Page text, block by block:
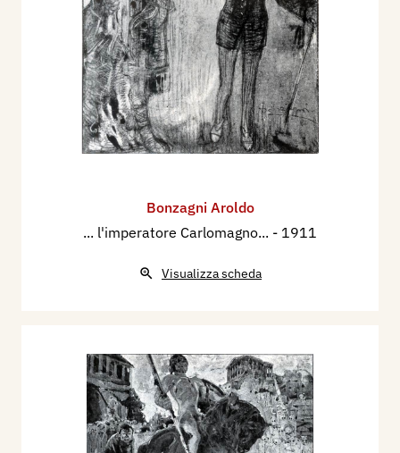
Bonzagni Aroldo
... l'imperatore Carlomagno... - 1911
Visualizza scheda